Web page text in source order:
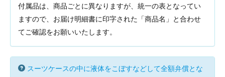
付属品は、商品ごとに異なりますが、統一の表となってい
ますので、お届け明細書に印字された「商品名」と合わせ
てご確認をお願いいたします。
スーツケースの中に液体をこぼすなどして全額弁償とな